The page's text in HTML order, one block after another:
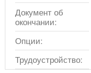
Документ об
окончании:
Опции:
Трудоустройство: